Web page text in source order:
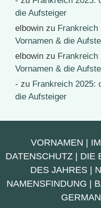
die Aufsteiger
elbowin zu Frankreich
Vornamen & die
elbowin zu Frankreich
Vornamen & die
- zu Frankreich 2025:
die Aufsteiger
VORNAMEN
DATENSCHUTZ
DIE
DES JAHRES
NAMENSFINDUNG